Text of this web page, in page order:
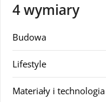
4 wymiary
Budowa
Lifestyle
Materiały i technologia